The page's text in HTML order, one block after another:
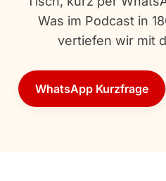
Was im Podcast in
vertiefen wir mit
WhatsApp Kurzfrage